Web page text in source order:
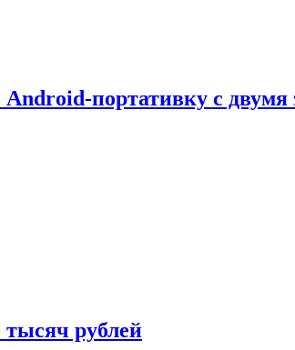
портативку с двумя
тысяч рублей